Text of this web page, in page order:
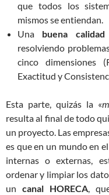
que todos los
mismos se entiendan.
Una buena
resolviendo
cinco dimensiones
Exactitud y
Esta parte, quizás la «
resulta al final de todo
un proyecto. Las
es que en un mundo en
internas o externas,
ordenar y limpiar los
uncanal HORECA,